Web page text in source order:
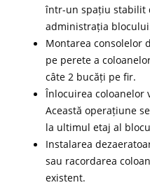
într-un spațiu stabilit
administrația
Montarea consolelor
pe perete a
câte 2 bucăți pe fir.
Înlocuirea coloanelor
Această operațiune
la ultimul etaj al
Instalarea
sau racordarea
existent.